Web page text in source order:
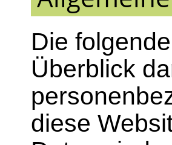
Die
Überblick
diese